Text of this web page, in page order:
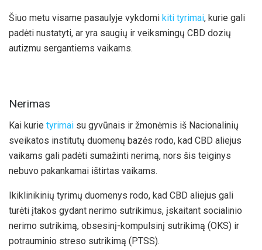
Šiuo metu visame pasaulyje vykdomi kiti tyrimai, kurie gali
padėti nustatyti, ar yra saugių ir veiksmingų CBD dozių
autizmu sergantiems vaikams.
Nerimas
Kai kurie tyrimai su gyvūnais ir žmonėmis iš Nacionalinių
sveikatos institutų duomenų bazės rodo, kad CBD aliejus
vaikams gali padėti sumažinti nerimą, nors šis teiginys
nebuvo pakankamai ištirtas vaikams.
Ikiklinikinių tyrimų duomenys rodo, kad CBD aliejus gali
turėti įtakos gydant nerimo sutrikimus, įskaitant socialinio
nerimo sutrikimą, obsesinį-kompulsinį sutrikimą (OKS) ir
potrauminio streso sutrikimą (PTSS).